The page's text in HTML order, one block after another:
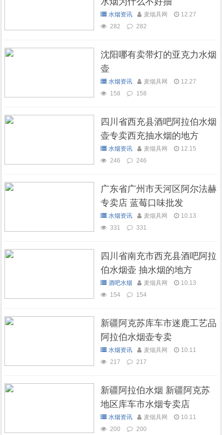
水烟资讯 麦烟具网
12.27
282
282
沈阳哪有卖带灯的亚克力水烟
壶
水烟资讯 麦烟具网
12.27
158
158
四川省西充县酒吧阿拉伯水烟
壶专卖西充抽水烟的地方
水烟资讯 麦烟具网
12.15
246
246
广东省广州市天河区阿尔法赫
专卖店 蓝莓口味批发
水烟资讯 麦烟具网
10.13
331
331
四川省南充市西充县酒吧阿拉
伯水烟壶 抽水烟的地方
酒吧水烟 麦烟具网
10.13
154
154
新疆阿克苏库车市迷鹿工艺品
阿拉伯水烟壶专卖
水烟资讯 麦烟具网
10.11
217
217
新疆阿拉伯水烟 新疆阿克苏
地区库车市水烟专卖店
水烟资讯 麦烟具网
10.11
200
200